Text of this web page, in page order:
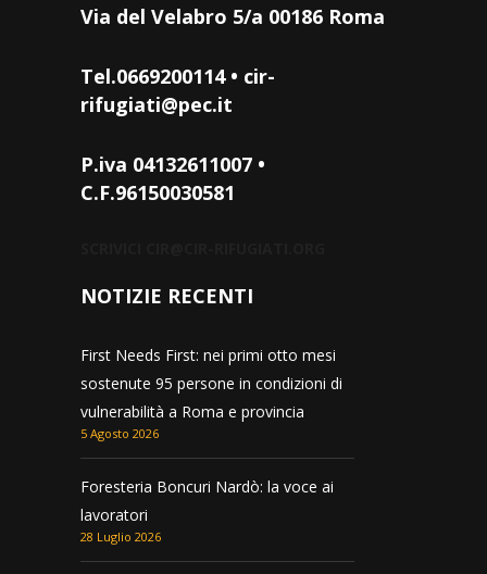
Via del Velabro 5/a 00186 Roma
Tel.0669200114 • cir-
rifugiati@pec.it
P.iva 04132611007 •
C.F.96150030581
NOTIZIE RECENTI
First Needs First: nei primi otto mesi
sostenute 95 persone in condizioni di
vulnerabilità a Roma e provincia
5 Agosto 2026
Foresteria Boncuri Nardò: la voce ai
lavoratori
28 Luglio 2026